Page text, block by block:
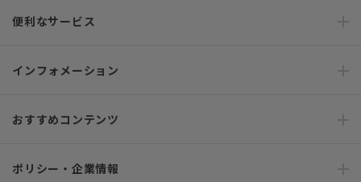
便利なサービス
インフォメーション
おすすめコンテンツ
ポリシー・企業情報